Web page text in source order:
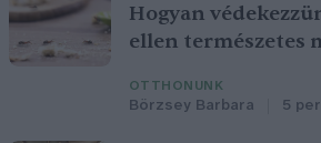
Hogyan
ellen természetes
OTTHONUNK
Börzsey Barbara 5